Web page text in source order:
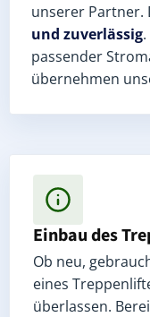
unserer Partner.
und zuverlässig
passender
übernehmen
Einbau des
Ob neu,
eines
überlassen.